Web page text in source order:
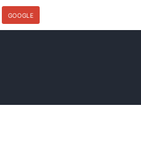
GOOGLE